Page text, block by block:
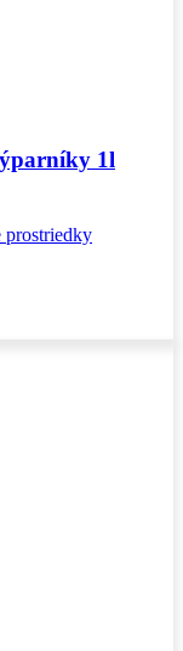
1l
prostriedky